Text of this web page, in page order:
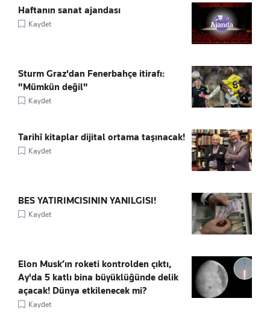
Haftanın sanat ajandası
Kaydet
Sturm Graz'dan Fenerbahçe itirafı:
"Mümkün değil"
Kaydet
Tarihî kitaplar dijital ortama taşınacak!
Kaydet
BES YATIRIMCISININ YANILGISI!
Kaydet
Elon Musk’ın roketi kontrolden çıktı,
Ay'da 5 katlı bina büyüklüğünde delik
açacak! Dünya etkilenecek mi?
Kaydet